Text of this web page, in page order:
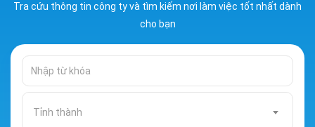
Tra cứu thông tin công ty và tìm kiếm nơi làm việc tốt nhất dành
cho bạn
Tỉnh thành